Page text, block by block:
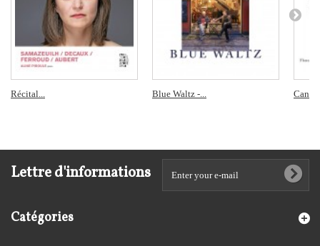
Récital... Blue Waltz -... Canat
Lettre d'informations
Catégories